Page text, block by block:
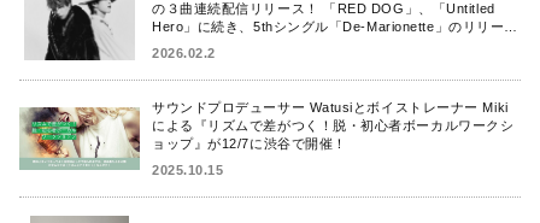
の３曲連続配信リリース！ 「RED DOG」、「Untitled
Hero」に続き、5thシングル「De-Marionette」のリリース
2026.02.2
サウンドプロデューサー Watusiとボイストレーナー Miki
による『リズムで差がつく！脱・初心者ボーカルワークシ
ョップ』が12/7に渋谷で開催！
2025.10.15